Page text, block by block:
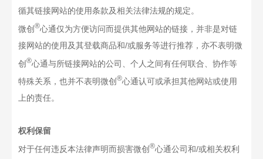
循其链接网站的使用条款及相关法律法规的规定。
微创®心通仅为方便访问而提供其他网站的链接，并非是对链
接网站的使用及其登载商品和/或服务等进行推荐，亦不表明微
创®心通与所链接网站的公司、个人之间有任何联合、协作等
特殊关系，也并不表明微创®心通认可或承担其他网站或使用
上的责任。
权利保留
对于任何违反本法律声明而损害微创®心通公司和/或相关权利